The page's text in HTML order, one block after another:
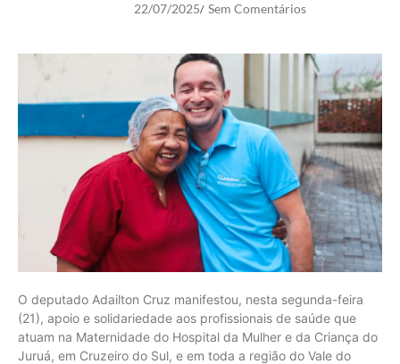
22/07/2025/ Sem Comentários
O deputado Adailton Cruz manifestou, nesta segunda-feira
(21), apoio e solidariedade aos profissionais de saúde que
atuam na Maternidade do Hospital da Mulher e da Criança do
Juruá, em Cruzeiro do Sul, e em toda a região do Vale do